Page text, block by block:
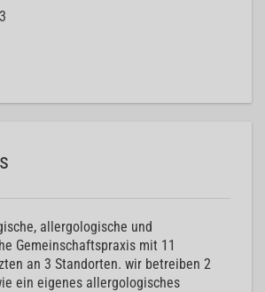
allergologische und
Gemeinschaftspraxis mit 11
an 3 Standorten. wir betreiben 2
ein eigenes allergologisches